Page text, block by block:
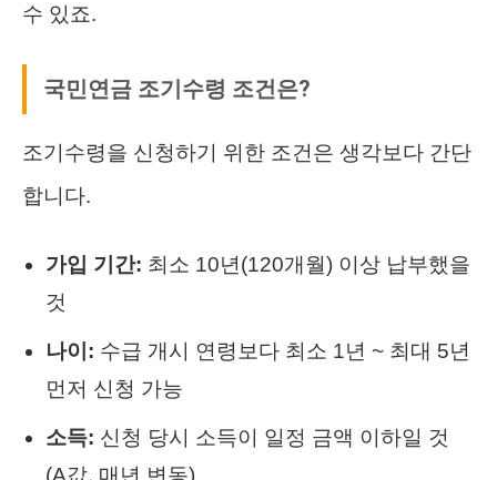
수 있죠.
국민연금 조기수령 조건은?
조기수령을 신청하기 위한 조건은 생각보다 간단
합니다.
가입 기간: 최소 10년(120개월) 이상 납부했을
것
나이: 수급 개시 연령보다 최소 1년 ~ 최대 5년
먼저 신청 가능
소득: 신청 당시 소득이 일정 금액 이하일 것
(A값, 매년 변동)